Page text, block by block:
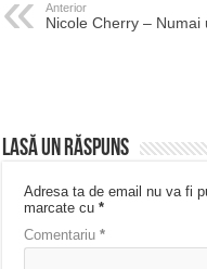
Anterior
Nicole Cherry – Numai
Lasă un răspuns
Adresa ta de email nu va fi
marcate cu*
Comentariu*